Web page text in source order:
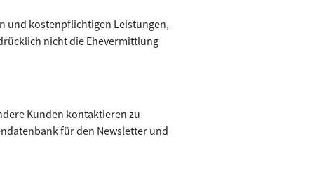
und kostenpflichtigen Leistungen,
nicht die Ehevermittlung
Kunden kontaktieren zu
für den Newsletter und